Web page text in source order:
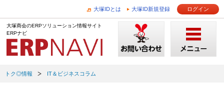
大塚IDとは 大塚ID新規登録 ログイン
大塚商会のERPソリューション情報サイト
ERPナビ
トク◎情報 IT＆ビジネスコラム